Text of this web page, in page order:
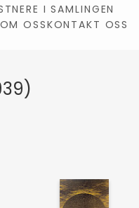
I SAMLINGEN
OM OSSKONTAKT OSS